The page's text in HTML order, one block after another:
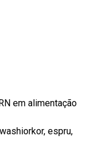
em alimentação
espru,